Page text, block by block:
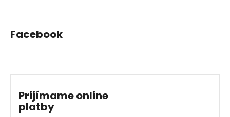
Facebook
Prijímame online
platby